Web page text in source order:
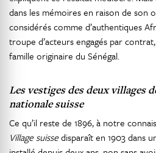
dans les mémoires en raison de son
considérés comme d’authentiques
troupe d’acteurs engagés par
famille originaire du Sénégal.
Les vestiges des deux villages
nationale suisse
Ce qu’il reste de 1896, à notre
Village suissedisparaît en 1903 dans